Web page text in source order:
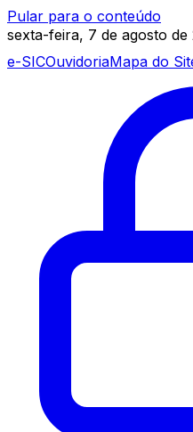
Pular para o conteúdo
sexta-feira, 7 de agosto de
e-SICOuvidoriaMapa do